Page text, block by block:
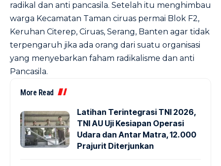
radikal dan anti pancasila. Setelah itu menghimbau
warga Kecamatan Taman ciruas permai Blok F2,
Keruhan Citerep, Ciruas, Serang, Banten agar tidak
terpengaruh jika ada orang dari suatu organisasi
yang menyebarkan faham radikalisme dan anti
Pancasila.
More Read
Latihan Terintegrasi TNI 2026,
TNI AU Uji Kesiapan Operasi
Udara dan Antar Matra, 12.000
Prajurit Diterjunkan